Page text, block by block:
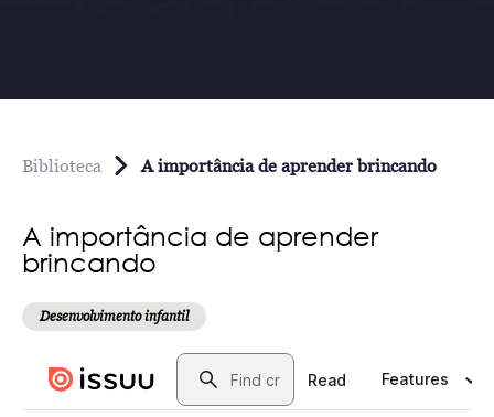
Biblioteca A importância de aprender brincando
A importância de aprender
brincando
Desenvolvimento infantil